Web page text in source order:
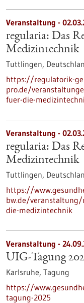
Veranstaltung -
regularia: Das
Medizintechnik
Tuttlingen,
https://regulatorik-
pro.de/
fuer-die-
Veranstaltung -
regularia: Das
Medizintechnik
Tuttlingen,
https://
bw.de/
die-medizintechnik
Veranstaltung -
UIG-Tagung
Karlsruhe, Tagung
https://
tagung-2025